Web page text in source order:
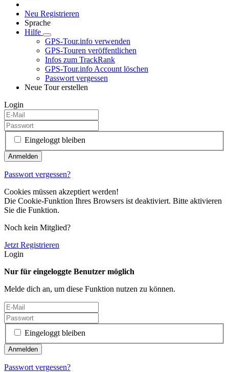
Neu Registrieren
Sprache
Hilfe
GPS-Tour.info verwenden
GPS-Touren veröffentlichen
Infos zum TrackRank
GPS-Tour.info Account löschen
Passwort vergessen
Neue Tour erstellen
Login
Eingeloggt bleiben
Passwort vergessen?
Cookies müssen akzeptiert werden!
Die Cookie-Funktion Ihres Browsers ist deaktiviert. Bitte aktivieren
Sie die Funktion.
Noch kein Mitglied?
Jetzt Registrieren
Login
Nur für eingeloggte Benutzer möglich
Melde dich an, um diese Funktion nutzen zu können.
Eingeloggt bleiben
Passwort vergessen?